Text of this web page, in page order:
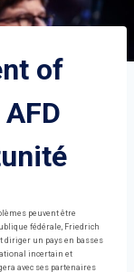
of
peuvent être
fédérale, Friedrich
diriger un pays en basses
incertain et
avec ses partenaires